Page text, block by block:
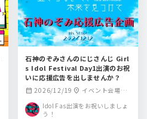
石神のぞみさんのにじさんじ Girl
s Idol Festival Day1出演のお祝
いに応援広告を出しませんか？
calendar_month 2026/12/19 location_on イベント会場周
Idol Fas出演をお祝いしましょ
う！